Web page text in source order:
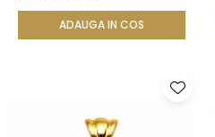
KASKADDA®ADAUGA IN COS